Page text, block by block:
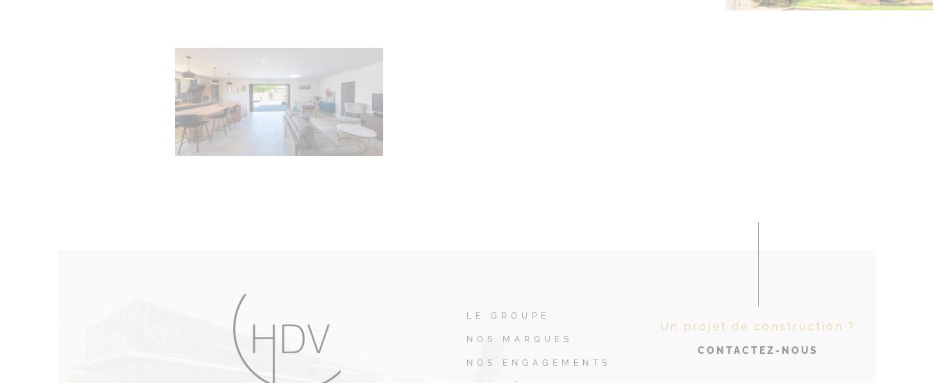
LE GROUPE
NOS MARQUES
NOS ENGAGEMENTS
Un projet de construction ?
CONTACTEZ-NOUS